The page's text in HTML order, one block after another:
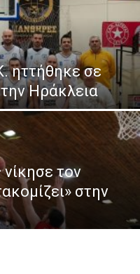
ηττήθηκε σε
Ηράκλεια
τον
στην